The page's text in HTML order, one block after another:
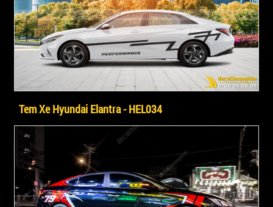
Tem Xe Hyundai Elantra - HEL034